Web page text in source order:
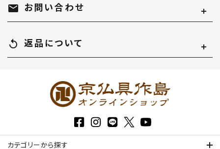
mail お問い合わせ
replay 返品について
カテゴリーから探す